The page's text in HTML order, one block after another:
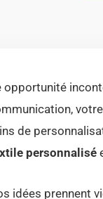
opportunité
de
personnalisé
idées prennent